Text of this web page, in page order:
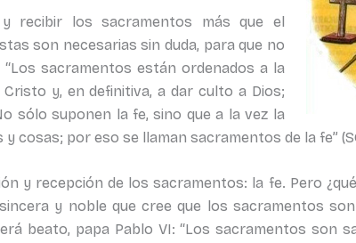
recibir los sacramentos más que el
son necesarias sin duda, para que no
sacramentos están ordenados a la
y, en definitiva, a dar culto a Dios;
sólo suponen la fe, sino que a la vez la
cosas; por eso se llaman sacramentos de la fe”
y recepción de los sacramentos: la fe. Pero ¿qué
y noble que cree que los sacramentos
beato, papa Pablo VI: “Los sacramentos son